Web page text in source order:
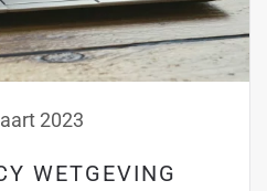
2023
WETGEVING